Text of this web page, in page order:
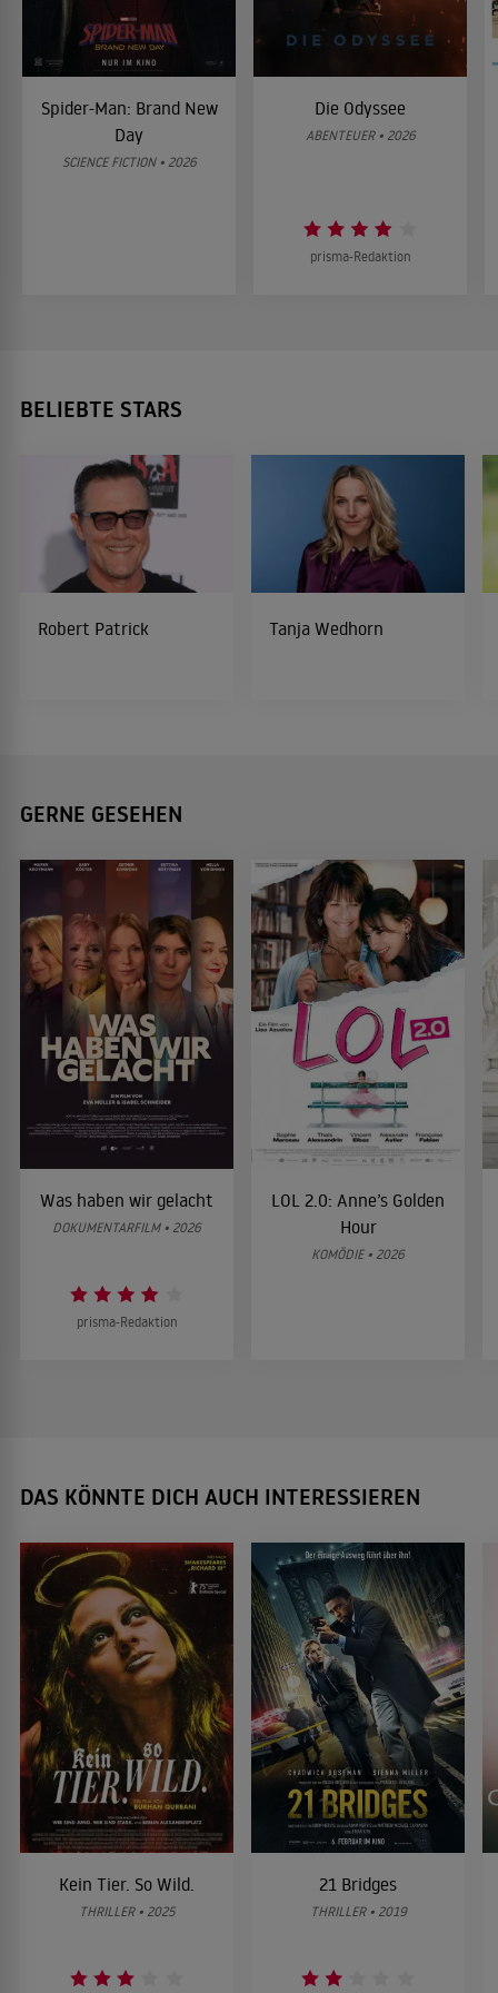
Spider-Man: Brand New
Day
SCIENCE FICTION • 2026
Die Odyssee
ABENTEUER • 2026
prisma-Redaktion
BELIEBTE STARS
Robert Patrick Tanja Wedhorn
GERNE GESEHEN
Was haben wir gelacht
DOKUMENTARFILM • 2026
prisma-Redaktion
LOL 2.0: Anne’s Golden
Hour
KOMÖDIE • 2026
DAS KÖNNTE DICH AUCH INTERESSIEREN
Kein Tier. So Wild.
THRILLER • 2025
21 Bridges
THRILLER • 2019